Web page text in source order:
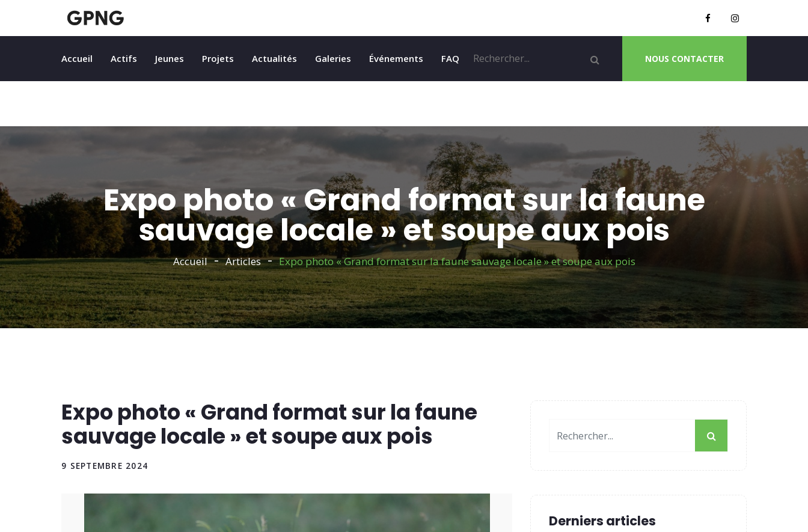
Accueil Actifs Jeunes Projets Actualités Galeries Événements FAQ NOUS CONTACTER
Expo photo « Grand format sur la faune
sauvage locale » et soupe aux pois
Accueil Articles Expo photo « Grand format sur la faune sauvage locale » et soupe aux pois
Expo photo « Grand format sur la faune
sauvage locale » et soupe aux pois
9 SEPTEMBRE 2024
Derniers articles